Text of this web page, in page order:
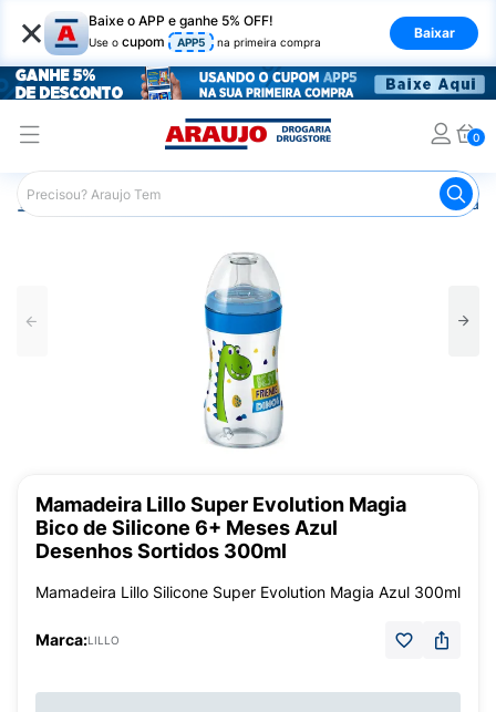
× Baixe o APP e ganhe 5% OFF!
Use o cupom APP5 na primeira compra
Baixar
0
Araujo Infantil
Mamadeira Lillo Super Evolution Magia
Bico de Silicone 6+ Meses Azul
Desenhos Sortidos 300ml
Mamadeira Lillo Silicone Super Evolution Magia Azul 300ml
Marca:LILLO